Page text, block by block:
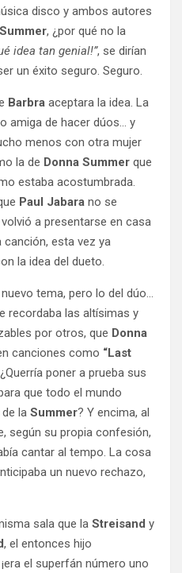
disco y ambos autores
, ¿por qué no la
idea tan genial!”, se dirían
un éxito seguro. Seguro.
Barbra aceptara la idea. La
amiga de hacer dúos… y
menos con otra mujer
la de Donna Summer que
estaba acostumbrada.
Paul Jabara no se
a presentarse en casa
canción, esta vez ya
la idea del dueto.
tema, pero lo del dúo…
recordaba las altísimas y
por otros, que Donna
canciones como “Last
poner a prueba sus
que todo el mundo
la Summer? Y encima, al
según su propia confesión,
cantar al tempo. La cosa
un nuevo rechazo,
sala que la Streisand y
, el entonces hijo
el superfán número uno